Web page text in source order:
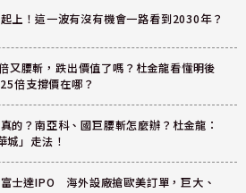
上！這一波有沒有機會一路看到2030年？
又腰斬，跌出價值了嗎？杜金龍看懂明後
倍支撐價在哪？
的？南亞科、國巨腰斬怎麼辦？杜金龍：
城」走法！
士達IPO 海外設廠搶歐美訂單，巨大、